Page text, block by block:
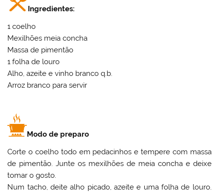
Ingredientes:
1 coelho
Mexilhões meia concha
Massa de pimentão
1 folha de louro
Alho, azeite e vinho branco q.b.
Arroz branco para servir
Modo de preparo
Corte o coelho todo em pedacinhos e tempere com massa
de pimentão. Junte os mexilhões de meia concha e deixe
tomar o gosto.
Num tacho, deite alho picado, azeite e uma folha de louro.